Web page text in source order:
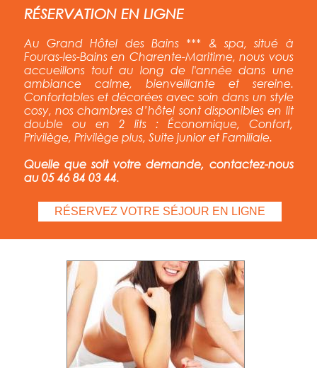
RÉSERVATION EN LIGNE
Au Grand Hôtel des Bains *** & spa, situé à
Fouras-les-Bains en Charente-Maritime, nous vous
accueillons tout au long de l'annéedans une
ambiance calme, bienveillante et sereine.
Confortables et décorées avec soin dans un style
cosy, nos chambres d’hôtel sont disponibles en lit
double ou en 2 lits : Économique, Confort,
Privilège, Privilège plus, Suite junior et Familiale.
Quelle que soit votre demande, contactez-nous
au 05 46 84 03 44.
RÉSERVEZ VOTRE SÉJOUR EN LIGNE